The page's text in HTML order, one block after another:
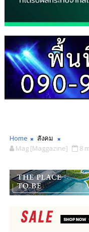
Home
สังคม
Mag [Maggazine]
8